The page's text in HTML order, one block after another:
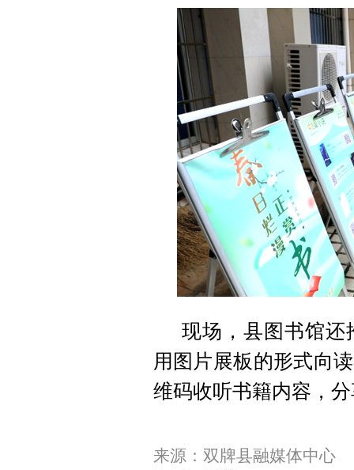
现场，县图书馆还
用图片展板的形式向
维码收听书籍内容，
来源：双牌县融媒体中心